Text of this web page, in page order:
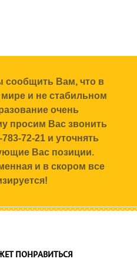
Вам, что в
мире и не стабильном
очень
просим Вас звонить
72-21 и уточнять
Вас позиции.
и в скором все
ПОНРАВИТЬСЯ